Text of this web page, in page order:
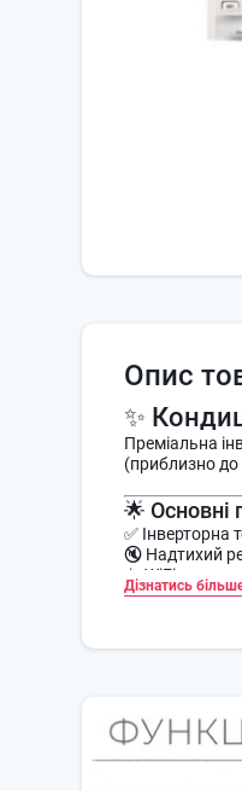
Опис
✨
Преміальна
(приблизно до
🌟 Основні
✅ Інверторна
🔇 Надтихий
📱
🌡
Потужність
Потужність
Дізнатись